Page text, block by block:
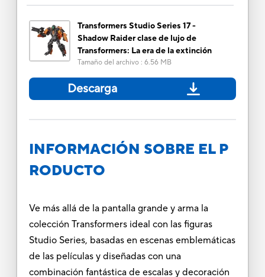
Transformers Studio Series 17 -
Shadow Raider clase de lujo de
Transformers: La era de la extinción
Tamaño del archivo: 6.56 MB
Descarga
INFORMACIÓN SOBRE EL P
RODUCTO
Ve más allá de la pantalla grande y arma la
colección Transformers ideal con las figuras
Studio Series, basadas en escenas emblemáticas
de las películas y diseñadas con una
combinación fantástica de escalas y decoración